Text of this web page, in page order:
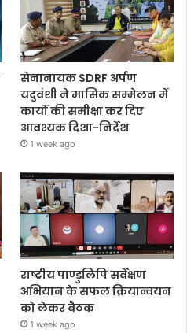
सेनानायक SDRF अर्पण
यदुवंशी ने मासिक सम्मेलन में
कार्यों की समीक्षा कर दिए
आवश्यक दिशा-निर्देश
1 week ago
राष्ट्रीय पाण्डुलिपि सर्वेक्षण
अभियान के सफल क्रियान्वयन
को लेकर बैठक
1 week ago